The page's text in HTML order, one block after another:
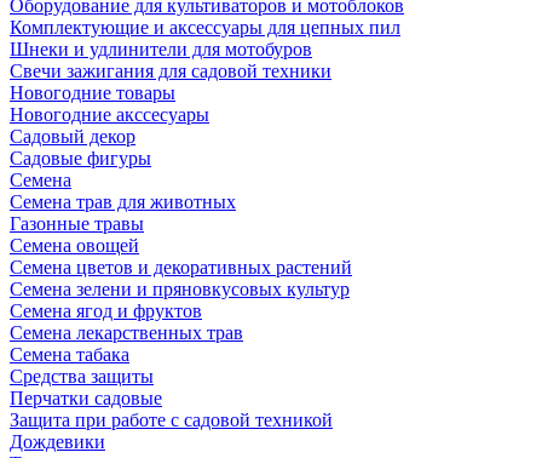
Оборудование для культиваторов и мотоблоков
Комплектующие и аксессуары для цепных пил
Шнеки и удлинители для мотобуров
Свечи зажигания для садовой техники
Новогодние товары
Новогодние акссесуары
Садовый декор
Садовые фигуры
Семена
Семена трав для животных
Газонные травы
Семена овощей
Семена цветов и декоративных растений
Семена зелени и пряновкусовых культур
Семена ягод и фруктов
Семена лекарственных трав
Семена табака
Средства защиты
Перчатки садовые
Защита при работе с садовой техникой
Дождевики